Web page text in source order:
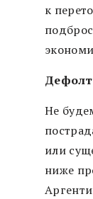
к
Дефолт
Не
или
ниже